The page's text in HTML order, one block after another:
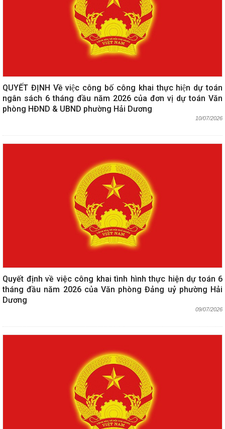
QUYẾT ĐỊNH Về việc công bố công khai thực hiện dự toán
ngân sách 6 tháng đầu năm 2026 của đơn vị dự toán Văn
phòng HĐND & UBND phường Hải Dương
10/07/2026
Quyết định về việc công khai tình hình thực hiện dự toán 6
tháng đầu năm 2026 của Văn phòng Đảng uỷ phường Hải
Dương
09/07/2026